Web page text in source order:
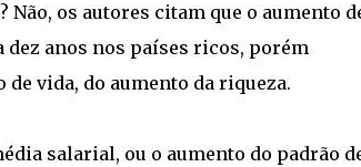
os autores citam que o aumento
dez anos nos países ricos, porém
de vida, do aumento da riqueza.
salarial, ou o aumento do padrão